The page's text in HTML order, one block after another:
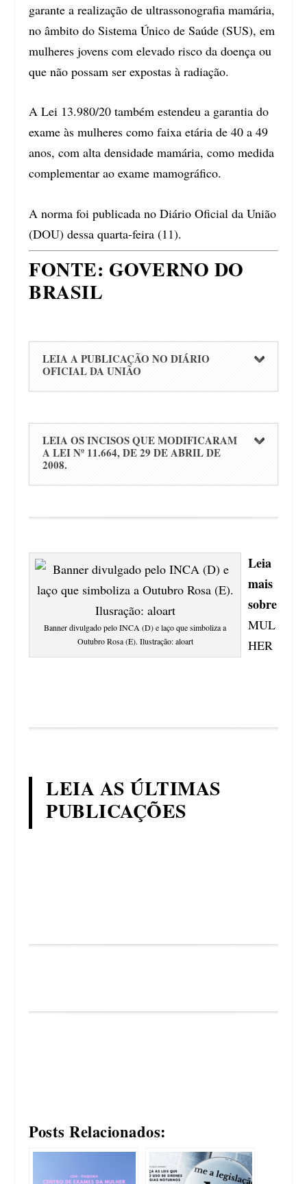
garante a realização de ultrassonografia mamária,
no âmbito do Sistema Único de Saúde (SUS), em
mulheres jovens com elevado risco da doença ou
que não possam ser expostas à radiação.
A Lei 13.980/20 também estendeu a garantia do
exame às mulheres como faixa etária de 40 a 49
anos, com alta densidade mamária, como medida
complementar ao exame mamográfico.
A norma foi publicada no Diário Oficial da União
(DOU) dessa quarta-feira (11).
FONTE: GOVERNO DO
BRASIL
LEIA A PUBLICAÇÃO NO DIÁRIO
OFICIAL DA UNIÃO
LEIA OS INCISOS QUE MODIFICARAM
A LEI Nº 11.664, DE 29 DE ABRIL DE
2008.
Banner divulgado pelo INCA (D) e laço que simboliza a
Outubro Rosa (E). Ilustração: aloart
Leia
mais
sobre
MUL
HER
LEIA AS ÚLTIMAS
PUBLICAÇÕES
Posts Relacionados: